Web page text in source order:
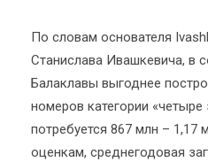
По словам основателя
Станислава Ивашкевича, в
Балаклавы выгоднее
номеров категории
потребуется 867 млн – 1,17
оценкам, среднегодовая